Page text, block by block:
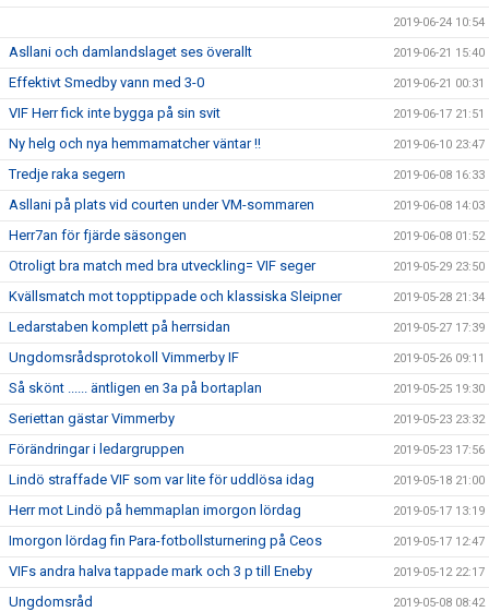
2019-06-24 10:54
Asllani och damlandslaget ses överallt 2019-06-21 15:40
Effektivt Smedby vann med 3-0 2019-06-21 00:31
VIF Herr fick inte bygga på sin svit 2019-06-17 21:51
Ny helg och nya hemmamatcher väntar !! 2019-06-10 23:47
Tredje raka segern 2019-06-08 16:33
Asllani på plats vid courten under VM-sommaren 2019-06-08 14:03
Herr7an för fjärde säsongen 2019-06-08 01:52
Otroligt bra match med bra utveckling= VIF seger 2019-05-29 23:50
Kvällsmatch mot topptippade och klassiska Sleipner 2019-05-28 21:34
Ledarstaben komplett på herrsidan 2019-05-27 17:39
Ungdomsrådsprotokoll Vimmerby IF 2019-05-26 09:11
Så skönt ...... äntligen en 3a på bortaplan 2019-05-25 19:30
Seriettan gästar Vimmerby 2019-05-23 23:32
Förändringar i ledargruppen 2019-05-23 17:56
Lindö straffade VIF som var lite för uddlösa idag 2019-05-18 21:00
Herr mot Lindö på hemmaplan imorgon lördag 2019-05-17 13:19
Imorgon lördag fin Para-fotbollsturnering på Ceos 2019-05-17 12:47
VIFs andra halva tappade mark och 3 p till Eneby 2019-05-12 22:17
Ungdomsråd 2019-05-08 08:42